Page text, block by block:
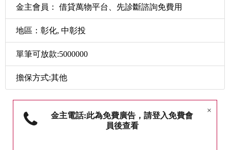
金主會員： 借貸萬物平台、先診斷諮詢免費用
地區：彰化, 中彰投
單筆可放款:5000000
擔保方式:其他
×
金主電話:此為免費廣告，請登入免費會
員後查看